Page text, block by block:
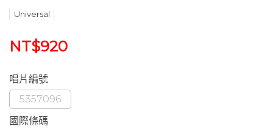
Universal
NT$920
唱片編號
5357096
國際條碼